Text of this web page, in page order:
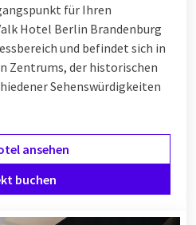
für Ihren
Hotel Berlin Brandenburg
und befindet sich in
Zentrums, der historischen
Sehenswürdigkeiten
ansehen
buchen